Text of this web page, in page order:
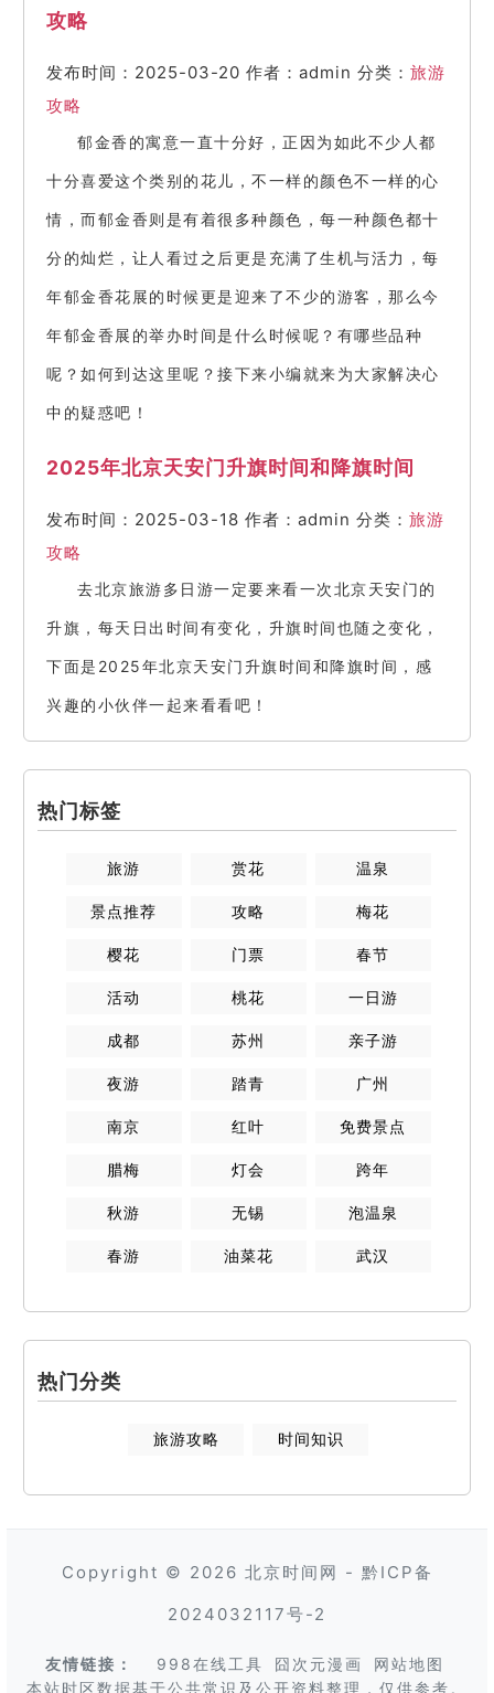
攻略
发布时间：2025-03-20 作者：admin 分类： 旅游
攻略
郁金香的寓意一直十分好，正因为如此不少人都
十分喜爱这个类别的花儿，不一样的颜色不一样的心
情，而郁金香则是有着很多种颜色，每一种颜色都十
分的灿烂，让人看过之后更是充满了生机与活力，每
年郁金香花展的时候更是迎来了不少的游客，那么今
年郁金香展的举办时间是什么时候呢？有哪些品种
呢？如何到达这里呢？接下来小编就来为大家解决心
中的疑惑吧！
2025年北京天安门升旗时间和降旗时间
发布时间：2025-03-18 作者：admin 分类： 旅游
攻略
去北京旅游多日游一定要来看一次北京天安门的
升旗，每天日出时间有变化，升旗时间也随之变化，
下面是2025年北京天安门升旗时间和降旗时间，感
兴趣的小伙伴一起来看看吧！
热门标签
旅游 赏花 温泉
景点推荐 攻略 梅花
樱花 门票 春节
活动 桃花 一日游
成都 苏州 亲子游
夜游 踏青 广州
南京 红叶 免费景点
腊梅 灯会 跨年
秋游 无锡 泡温泉
春游 油菜花 武汉
热门分类
旅游攻略 时间知识
Copyright © 2026 北京时间网 - 黔ICP备
2024032117号-2
友情链接： 998在线工具 囧次元漫画
网站地图
本站时区数据基于公共常识及公开资料整理，仅供参考。